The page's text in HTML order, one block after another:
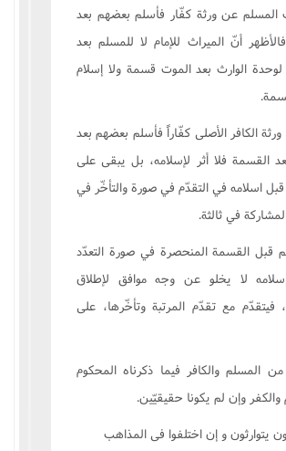
المسلم عن ورثة کفّار فأسلم بعضهم بعد
أنّ الميراث للإمام لا للمسلم بعد
الوارث بعد الموت قسمة ولا إسلام
الکافر الأصلى کفّاراً فأسلم بعضهم بعد
القسمة فلا أثر لإسلامه، بل يبقى على
اسلامه في التقدّم في صورة والتأخّر في
في ثالثة.
قبل القسمة المنحصرة في صورة التعدّد
إسلامه لا يخلو عن وجه موافق لإطلاق
فيتقدّم مع تقدّم المرتبة وتأخّرها، على
من المسلم والکافر فيما ذکرناه المحکوم
والکفر وإن لم يکونا حقيقيّين.
يتوارثون و إن اختلفوا فى المذاهب